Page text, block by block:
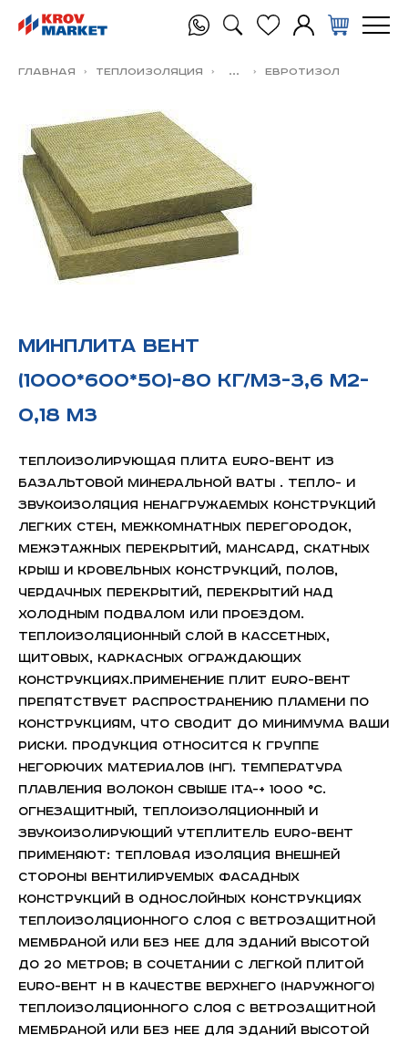
Главная Теплоизоляция ... ЕВРОТИЗОЛ
Минплита Вент
(1000*600*50)-80 кг/м3-3,6 м2-
0,18 м3
Теплоизолирующая плита EURO-ВЕНТ из
базальтовой минеральной ваты . Тепло- и
звукоизоляция ненагружаемых конструкций
легких стен, межкомнатных перегородок,
межэтажных перекрытий, мансард, скатных
крыш и кровельных конструкций, полов,
чердачных перекрытий, перекрытий над
холодным подвалом или проездом.
Теплоизоляционный слой в кассетных,
щитовых, каркасных ограждающих
конструкциях.Применение плит EURO-ВЕНТ
препятствует распространению пламени по
конструкциям, что сводит до минимума Ваши
риски. Продукция относится к группе
негорючих материалов (НГ). Температура
плавления волокон свыше ita-+ 1000 °С.
Огнезащитный, теплоизоляционный и
звукоизолирующий утеплитель EURO-Вент
применяют: тепловая изоляция внешней
стороны вентилируемых фасадных
конструкций в однослойных конструкциях
теплоизоляционного слоя с ветрозащитной
мембраной или без нее для зданий высотой
до 20 метров; в сочетании с легкой плитой
EURO-ВЕНТ Н в качестве верхнего (наружного)
теплоизоляционного слоя с ветрозащитной
мембраной или без нее для зданий высотой